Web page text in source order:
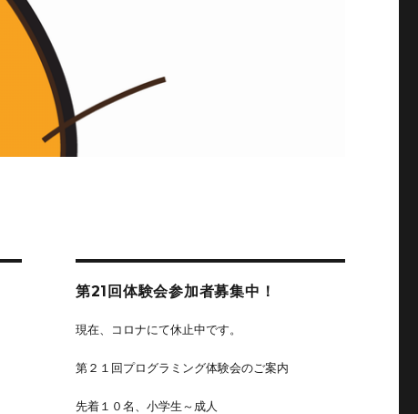
第21回体験会参加者募集中！
現在、コロナにて休止中です。
第２１回プログラミング体験会のご案内
先着１０名、小学生～成人